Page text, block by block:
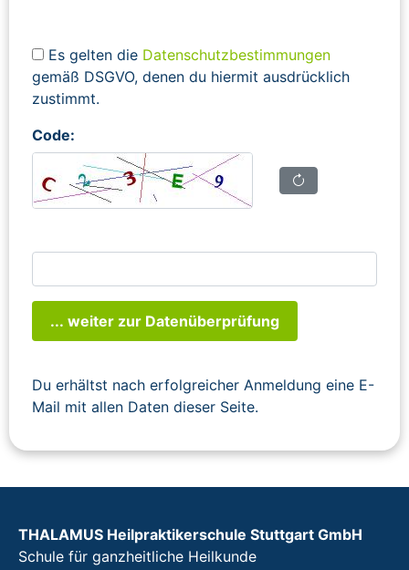
Es gelten die Datenschutzbestimmungen
gemäß DSGVO, denen du hiermit ausdrücklich
zustimmt.
Code:
... weiter zur Datenüberprüfung
Du erhältst nach erfolgreicher Anmeldung eine E-
Mail mit allen Daten dieser Seite.
THALAMUS Heilpraktikerschule Stuttgart GmbH
Schule für ganzheitliche Heilkunde